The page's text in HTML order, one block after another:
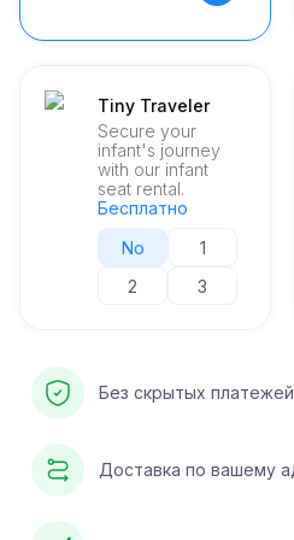
Tiny Traveler
Secure your
infant's journey
with our infant
seat rental.
Бесплатно
No
1
2
3
Без скрытых
Доставка по вашему